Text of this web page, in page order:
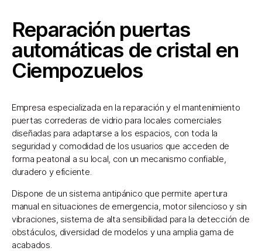
Reparación puertas
automáticas de cristal en
Ciempozuelos
Empresa especializada en la reparación y el mantenimiento
puertas correderas de vidrio para locales comerciales
diseñadas para adaptarse a los espacios, con toda la
seguridad y comodidad de los usuarios que acceden de
forma peatonal a su local, con un mecanismo confiable,
duradero y eficiente.
Dispone de un sistema antipánico que permite apertura
manual en situaciones de emergencia, motor silencioso y sin
vibraciones, sistema de alta sensibilidad para la detección de
obstáculos, diversidad de modelos y una amplia gama de
acabados.